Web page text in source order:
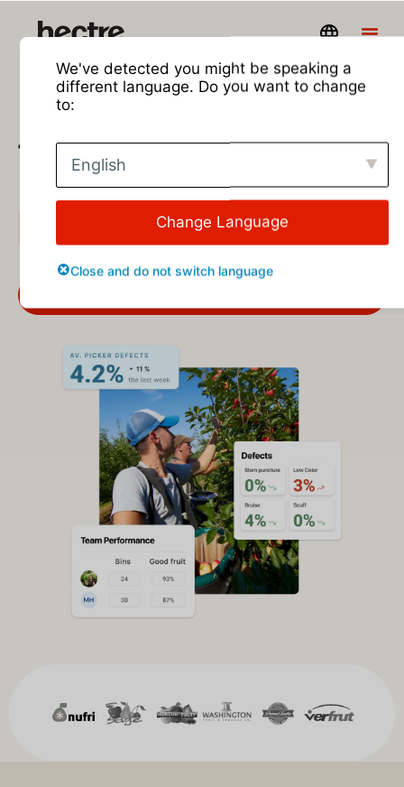
Impulse la calidad de la
fruta con resultados
personalizados
Control de calidad
We've detected you might be speaking a
different language. Do you want to change
to:
English
Change Language
Close and do not switch language